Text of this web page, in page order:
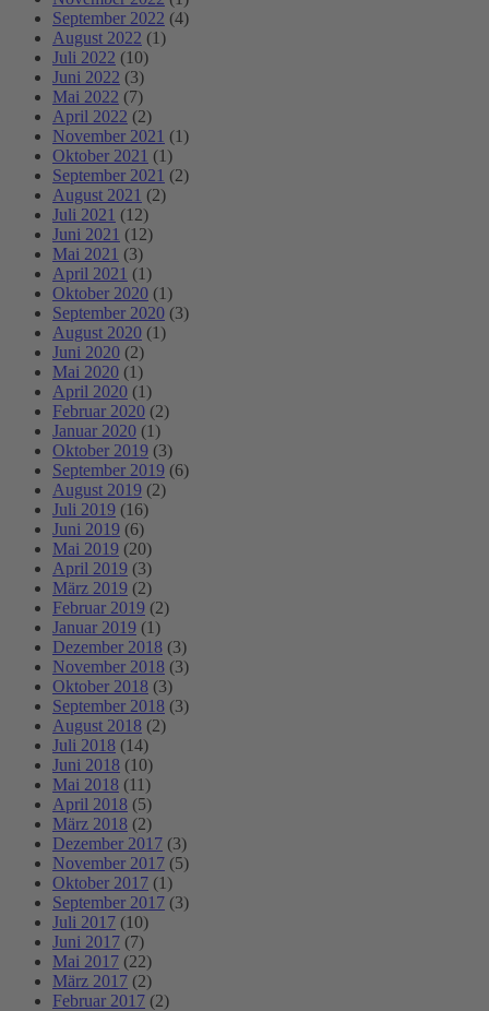
September 2022 (4)
August 2022 (1)
Juli 2022 (10)
Juni 2022 (3)
Mai 2022 (7)
April 2022 (2)
November 2021 (1)
Oktober 2021 (1)
September 2021 (2)
August 2021 (2)
Juli 2021 (12)
Juni 2021 (12)
Mai 2021 (3)
April 2021 (1)
Oktober 2020 (1)
September 2020 (3)
August 2020 (1)
Juni 2020 (2)
Mai 2020 (1)
April 2020 (1)
Februar 2020 (2)
Januar 2020 (1)
Oktober 2019 (3)
September 2019 (6)
August 2019 (2)
Juli 2019 (16)
Juni 2019 (6)
Mai 2019 (20)
April 2019 (3)
März 2019 (2)
Februar 2019 (2)
Januar 2019 (1)
Dezember 2018 (3)
November 2018 (3)
Oktober 2018 (3)
September 2018 (3)
August 2018 (2)
Juli 2018 (14)
Juni 2018 (10)
Mai 2018 (11)
April 2018 (5)
März 2018 (2)
Dezember 2017 (3)
November 2017 (5)
Oktober 2017 (1)
September 2017 (3)
Juli 2017 (10)
Juni 2017 (7)
Mai 2017 (22)
März 2017 (2)
Februar 2017 (2)